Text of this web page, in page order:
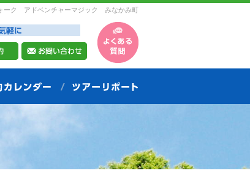
ク アドベンチャーマジック みなかみ町